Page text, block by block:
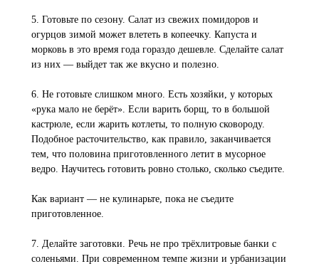
5. Готовьте по сезону. Салат из свежих помидоров и
огурцов зимой может влететь в копеечку. Капуста и
морковь в это время года гораздо дешевле. Сделайте салат
из них — выйдет так же вкусно и полезно.
6. Не готовьте слишком много. Есть хозяйки, у которых
«рука мало не берёт». Если варить борщ, то в большой
кастрюле, если жарить котлеты, то полную сковороду.
Подобное расточительство, как правило, заканчивается
тем, что половина приготовленного летит в мусорное
ведро. Научитесь готовить ровно столько, сколько съедите.
Как вариант — не кулинарьте, пока не съедите
приготовленное.
7. Делайте заготовки. Речь не про трёхлитровые банки с
соленьями. При современном темпе жизни и урбанизации